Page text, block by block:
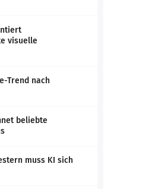
visuelle
Trend nach
beliebte
muss KI sich